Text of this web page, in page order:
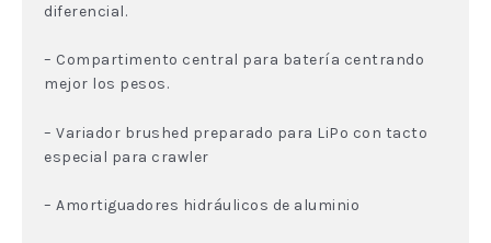
diferencial.
– Compartimento central para batería centrando
mejor los pesos.
– Variador brushed preparado para LiPo con tacto
especial para crawler
– Amortiguadores hidráulicos de aluminio